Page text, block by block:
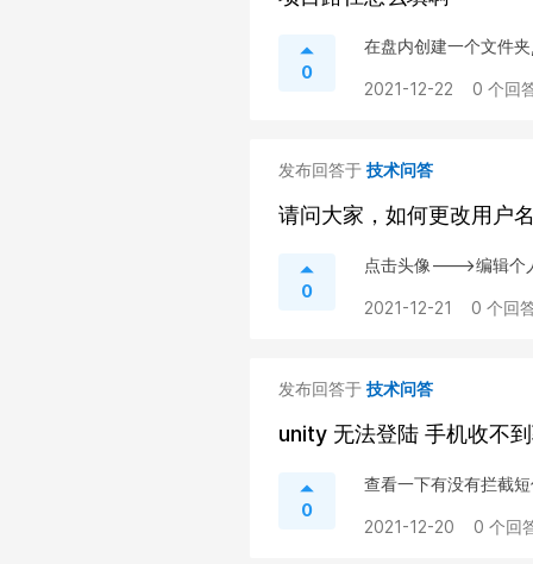
0
在盘内创建一个文件
2021-12-22 0 个回
发布回答于 技术问答
请问大家，如何更改用户
0
点击头像--->编辑个
2021-12-21 0 个回
发布回答于 技术问答
unity 无法登陆 手机收不
0
查看一下有没有拦截
2021-12-20 0 个回